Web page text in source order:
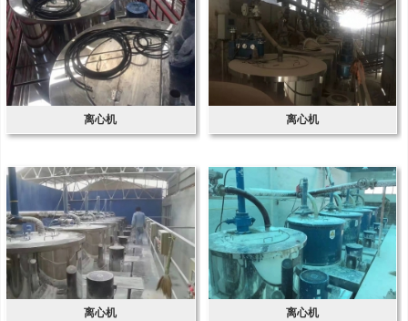
离心机 离心机
离心机 离心机